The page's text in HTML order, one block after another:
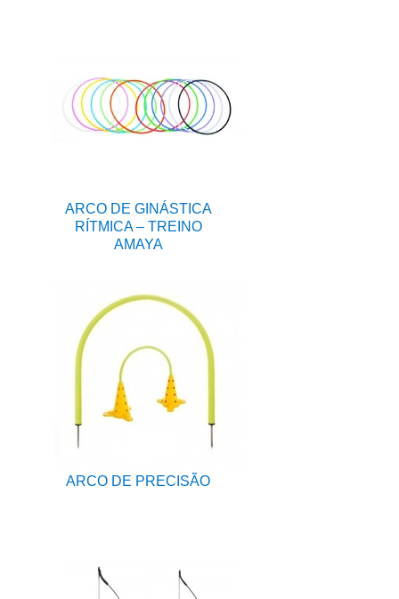
ARCO DE GINÁSTICA
RÍTMICA – TREINO
AMAYA
ARCO DE PRECISÃO